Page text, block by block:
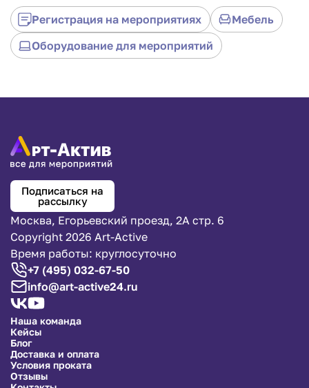
лаконичными строгими формами, до дерзкого хай-
тека. Одно из условий совместимости —
необходимая атмосфера праздника или
мероприятия.
Регистрация на мероприятиях
Мебель
Оборудование для мероприятий
Подписаться на
рассылку
Москва, Егорьевский проезд, 2А стр. 6
Copyright 2026 Art-Active
Время работы: круглосуточно
+7 (495) 032-67-50
info@art-active24.ru
Наша команда
Кейсы
Блог
Доставка и оплата
Условия проката
Отзывы